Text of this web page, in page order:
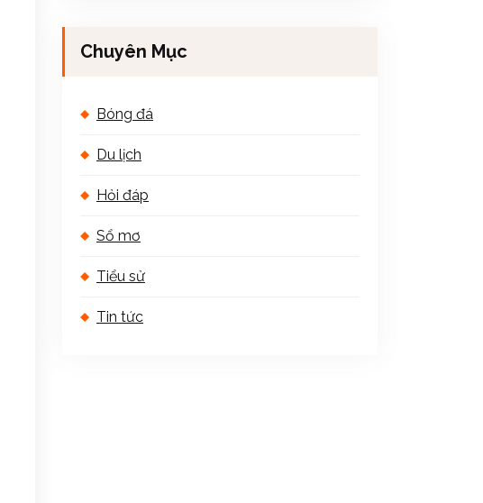
Chuyên Mục
Bóng đá
Du lịch
Hỏi đáp
Sổ mơ
Tiểu sử
Tin tức